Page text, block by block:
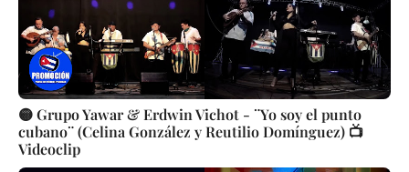
🟡 Grupo Yawar & Erdwin Vichot - ¨Yo soy el punto
cubano¨ (Celina González y Reutilio Domínguez) 📺
Videoclip